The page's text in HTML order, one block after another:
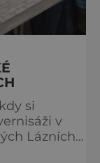
si
v
Lázních